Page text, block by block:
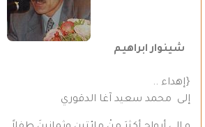
شينوار ابراهيم
{إهداء ..
إلى محمد سعيد آغا الدقوري